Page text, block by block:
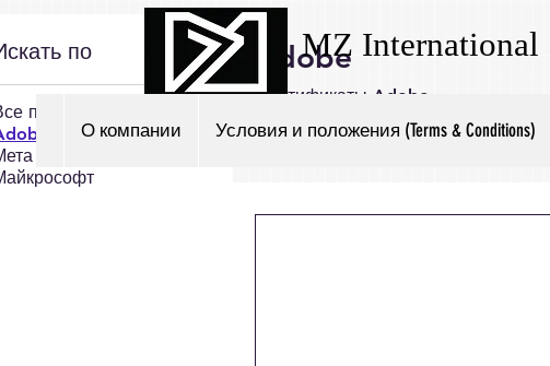
MZ International
О компании Условия и положения (Terms & Conditions)
по
продукты
Adobe
Сертификаты Adobe